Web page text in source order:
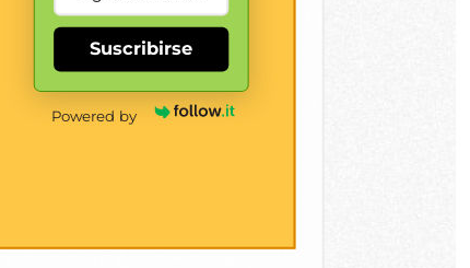
Suscribirse
Powered by